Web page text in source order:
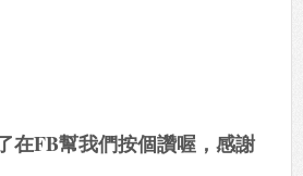
在FB幫我們按個讚喔，感謝